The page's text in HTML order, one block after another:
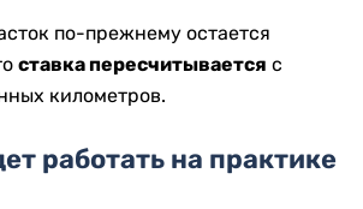
по-прежнему остается
ставка пересчитывается с
километров.
работать на практике